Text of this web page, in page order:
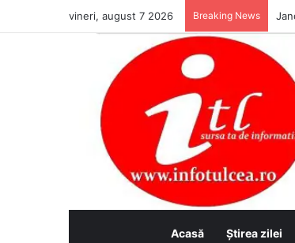
vineri, august 7 2026 Breaking News
Acasă Ştirea zilei